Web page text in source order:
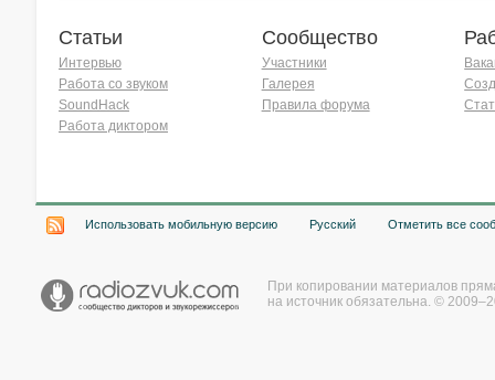
Статьи
Интервью
Работа со звуком
SoundHack
Работа диктором
Сообщество
Участники
Галерея
Правила форума
Использовать мобильную версию Русский Отметить все
При копировании материалов
на источник обязательна. ©